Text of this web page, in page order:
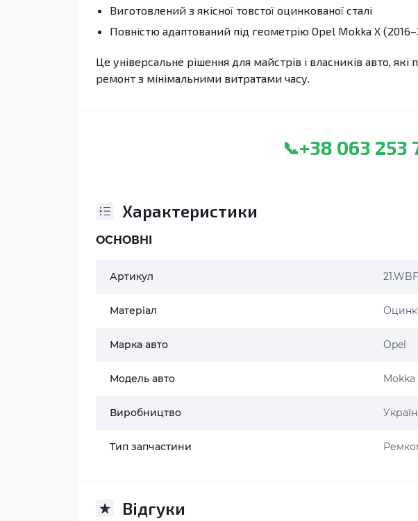
Виготовлений з якісної товстої оцинкованої сталі
Повністю адаптований під геометрію Opel Mokka X
Це універсальне рішення для майстрів і власників авто,
ремонт з мінімальними витратами часу.
📞+38 063 253
Характеристики
ОСНОВНІ
Артикул
Матеріал
Марка авто Opel
Модель авто Mokka
Виробництво
Тип запчастини
Відгуки